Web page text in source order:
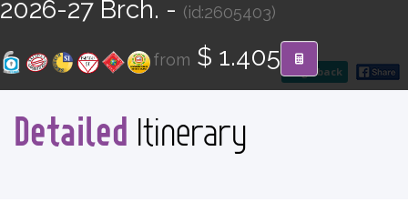
Find your Tour
go back
2026-27 Brch. - (id:2605403)
from $ 1.405
Detailed Itinerary